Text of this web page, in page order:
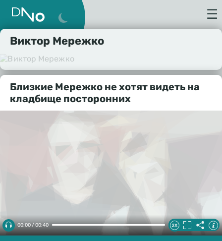
☰
Виктор Мережко
Близкие Мережко не хотят видеть на
кладбище посторонних
00:00 / 00:40